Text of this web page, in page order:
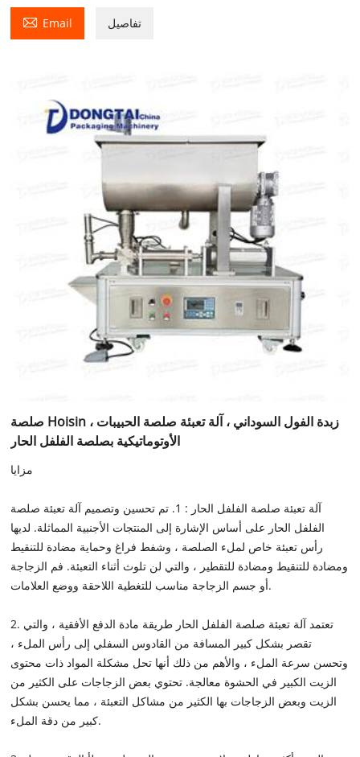
 Email تفاصيل
صلصة Hoisin ، زبدة الفول السوداني ، آلة تعبئة صلصة الحبيبات
الأوتوماتيكية بصلصة الفلفل الحار
مزايا
آلة تعبئة صلصة الفلفل الحار : 1. تم تحسين وتصميم آلة تعبئة صلصة
الفلفل الحار على أساس الإشارة إلى المنتجات الأجنبية المماثلة. لديها
رأس تعبئة خاص لملء الصلصة ، وشفط فراغ وحماية مضادة للتنقيط
ومضادة للتنقيط ومضادة للتقطير ، والتي لن تلوث أثناء التعبئة. فم الزجاجة
أو جسم الزجاجة مناسب للتغطية اللاحقة ووضع العلامات.
2. تعتمد آلة تعبئة صلصة الفلفل الحار طريقة مادة الدفع الأفقية ، والتي
تقصر بشكل كبير المسافة من القادوس السفلي إلى رأس الملء ،
وتحسن سرعة الملء ، والأهم من ذلك أنها تحل مشكلة المواد ذات محتوى
الزيت الكبير في الحشوة معالجة. تحتوي بعض الزجاجات على الكثير من
الزيت وبعض الزجاجات بها الكثير من مشاكل التعبئة ، مما يحسن بشكل
كبير من دقة الملء.